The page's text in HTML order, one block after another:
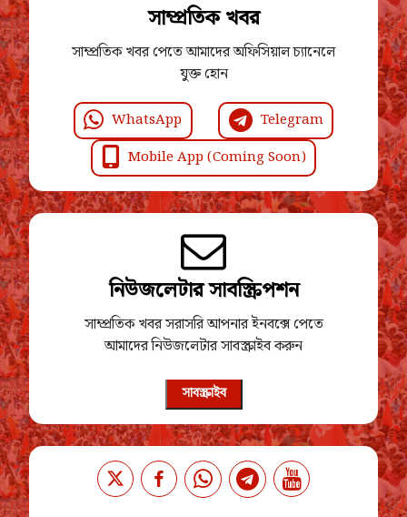
সাম্প্রতিক খবর
সাম্প্রতিক খবর পেতে আমাদের অফিসিয়াল চ্যানেলে
যুক্ত হোন
WhatsApp
Telegram
Mobile App (Coming Soon)
নিউজলেটার সাবস্ক্রিপশন
সাম্প্রতিক খবর সরাসরি আপনার ইনবক্সে পেতে
আমাদের নিউজলেটার সাবস্ক্রাইব করুন
সাবস্ক্রাইব